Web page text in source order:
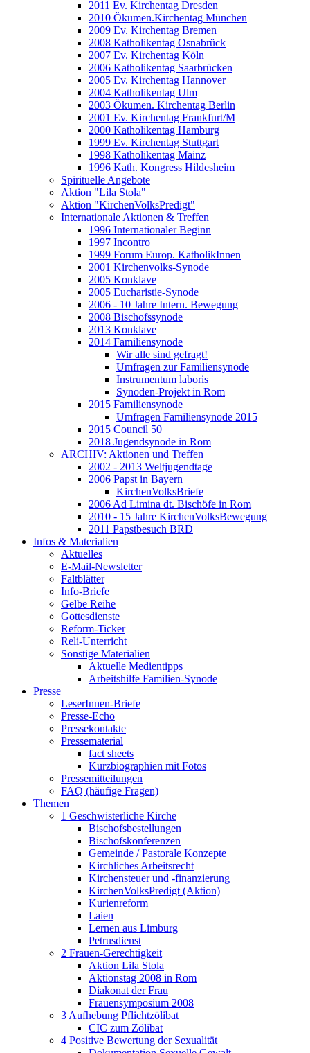
2011 Ev. Kirchentag Dresden
2010 Ökumen.Kirchentag München
2009 Ev. Kirchentag Bremen
2008 Katholikentag Osnabrück
2007 Ev. Kirchentag Köln
2006 Katholikentag Saarbrücken
2005 Ev. Kirchentag Hannover
2004 Katholikentag Ulm
2003 Ökumen. Kirchentag Berlin
2001 Ev. Kirchentag Frankfurt/M
2000 Katholikentag Hamburg
1999 Ev. Kirchentag Stuttgart
1998 Katholikentag Mainz
1996 Kath. Kongress Hildesheim
Spirituelle Angebote
Aktion "Lila Stola"
Aktion "KirchenVolksPredigt"
Internationale Aktionen & Treffen
1996 Internationaler Beginn
1997 Incontro
1999 Forum Europ. KatholikInnen
2001 Kirchenvolks-Synode
2005 Konklave
2005 Eucharistie-Synode
2006 - 10 Jahre Intern. Bewegung
2008 Bischofssynode
2013 Konklave
2014 Familiensynode
Wir alle sind gefragt!
Umfragen zur Familiensynode
Instrumentum laboris
Synoden-Projekt in Rom
2015 Familiensynode
Umfragen Familiensynode 2015
2015 Council 50
2018 Jugendsynode in Rom
ARCHIV: Aktionen und Treffen
2002 - 2013 Weltjugendtage
2006 Papst in Bayern
KirchenVolksBriefe
2006 Ad Limina dt. Bischöfe in Rom
2010 - 15 Jahre KirchenVolksBewegung
2011 Papstbesuch BRD
Infos & Materialien
Aktuelles
E-Mail-Newsletter
Faltblätter
Info-Briefe
Gelbe Reihe
Gottesdienste
Reform-Ticker
Reli-Unterricht
Sonstige Materialien
Aktuelle Medientipps
Arbeitshilfe Familien-Synode
Presse
LeserInnen-Briefe
Presse-Echo
Pressekontakte
Pressematerial
fact sheets
Kurzbiographien mit Fotos
Pressemitteilungen
FAQ (häufige Fragen)
Themen
1 Geschwisterliche Kirche
Bischofsbestellungen
Bischofskonferenzen
Gemeinde / Pastorale Konzepte
Kirchliches Arbeitsrecht
Kirchensteuer und -finanzierung
KirchenVolksPredigt (Aktion)
Kurienreform
Laien
Lernen aus Limburg
Petrusdienst
2 Frauen-Gerechtigkeit
Aktion Lila Stola
Aktionstag 2008 in Rom
Diakonat der Frau
Frauensymposium 2008
3 Aufhebung Pflichtzölibat
CIC zum Zölibat
4 Positive Bewertung der Sexualität